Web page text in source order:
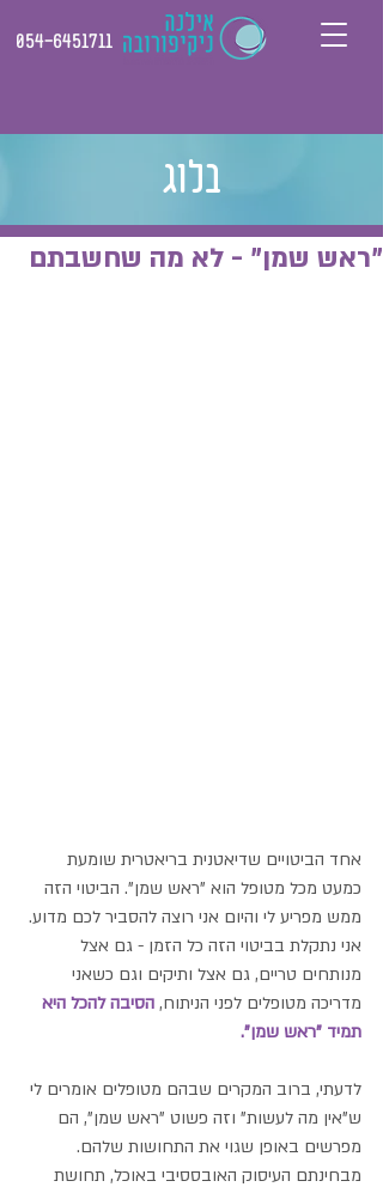
054-6451711
בלוג
"ראש שמן" - לא מה שחשבתם
אחד הביטויים שדיאטנית בריאטרית שומעת
כמעט מכל מטופל הוא "ראש שמן". הביטוי הזה
ממש מפריע לי והיום אני רוצה להסביר לכם מדוע.
אני נתקלת בביטוי הזה כל הזמן - גם אצל
מנותחים טריים, גם אצל ותיקים וגם כשאני
מדריכה מטופלים לפני הניתוח, הסיבה להכל היא
תמיד "ראש שמן".
לדעתי, ברוב המקרים שבהם מטופלים אומרים לי
ש"אין מה לעשות" וזה פשוט "ראש שמן", הם
מפרשים באופן שגוי את התחושות שלהם.
מבחינתם העיסוק האובססיבי באוכל, תחושת